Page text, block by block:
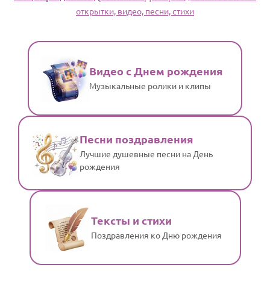
открытки, видео, песни, стихи
Видео с Днем рождения
Музыкальные ролики и клипы
Песни поздравления
Лучшие душевные песни на День
рождения
Тексты и стихи
Поздравления ко Дню рождения